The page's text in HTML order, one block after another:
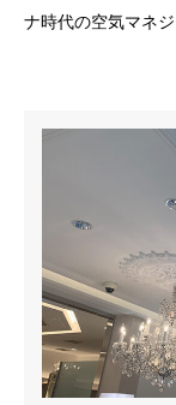
ナ時代の空気マネ